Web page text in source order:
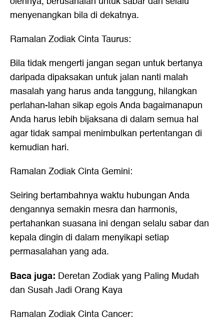
menyenangkan bila di dekatnya.
Ramalan Zodiak Cinta Taurus:
Bila tidak mengerti jangan segan untuk bertanya
daripada dipaksakan untuk jalan nanti malah
masalah yang harus anda tanggung, hilangkan
perlahan-lahan sikap egois Anda bagaimanapun
Anda harus lebih bijaksana di dalam semua hal
agar tidak sampai menimbulkan pertentangan di
kemudian hari.
Ramalan Zodiak Cinta Gemini:
Seiring bertambahnya waktu hubungan Anda
dengannya semakin mesra dan harmonis,
pertahankan suasana ini dengan selalu sabar dan
kepala dingin di dalam menyikapi setiap
permasalahan yang ada.
Baca juga: Deretan Zodiak yang Paling Mudah
dan Susah Jadi Orang Kaya
Ramalan Zodiak Cinta Cancer: